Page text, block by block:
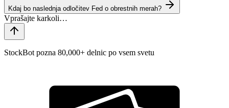
Kdaj bo naslednja odločitev Fed o obrestnih merah?
StockBot pozna 80,000+ delnic po vsem svetu